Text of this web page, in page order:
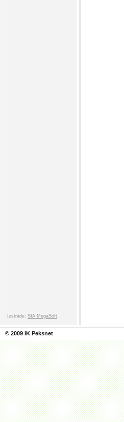
© 2009 IK Peksnet
Izstrāde: SIA MegaSoft